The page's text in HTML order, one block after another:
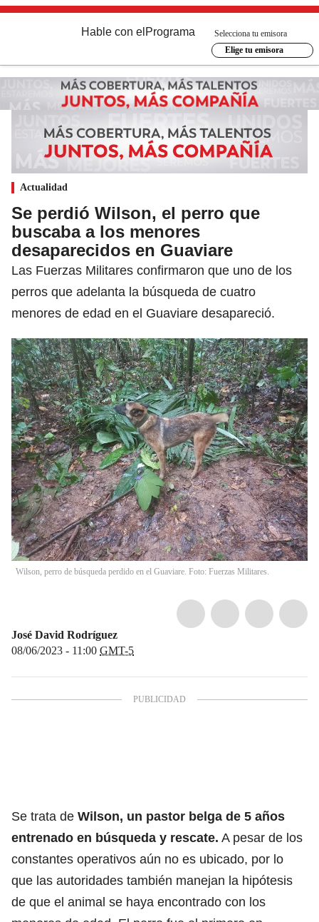
Hable con el Programa
Selecciona tu emisora
Elige tu emisora
Actualidad
Se perdió Wilson, el perro que
buscaba a los menores
desaparecidos en Guaviare
Las Fuerzas Militares confirmaron que uno de los
perros que adelanta la búsqueda de cuatro
menores de edad en el Guaviare desapareció.
Wilson, perro de búsqueda perdido en el Guaviare. Foto: Fuerzas Militares.
José David Rodríguez
08/06/2023 - 11:00 GMT-5
Se trata de Wilson, un pastor belga de 5 años
entrenado en búsqueda y rescate. A pesar de los
constantes operativos aún no es ubicado, por lo
que las autoridades también manejan la hipótesis
de que el animal se haya encontrado con los